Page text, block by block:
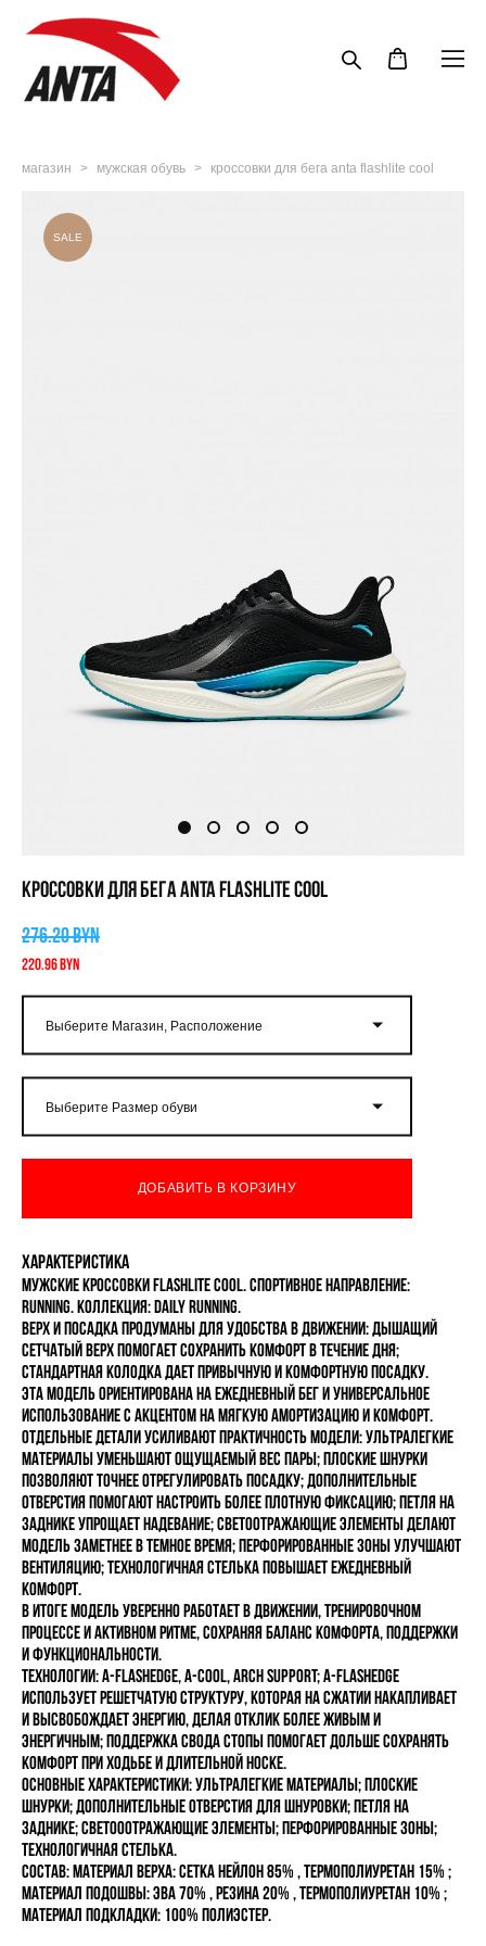
магазин > мужская обувь > кроссовки для бега anta flashlite cool
SALE
КРОССОВКИ ДЛЯ БЕГА ANTA FLASHLITE COOL
276.20 BYN
220.96 BYN
Выберите Магазин, Расположение
Выберите Размер обуви
ДОБАВИТЬ В КОРЗИНУ
Характеристика
Мужские кроссовки FLASHLITE COOL. Спортивное направление:
Running. Коллекция: DAILY RUNNING.
Верх и посадка продуманы для удобства в движении: дышащий
сетчатый верх помогает сохранить комфорт в течение дня;
стандартная колодка дает привычную и комфортную посадку.
Эта модель ориентирована на ежедневный бег и универсальное
использование с акцентом на мягкую амортизацию и комфорт.
Отдельные детали усиливают практичность модели: ультралегкие
материалы уменьшают ощущаемый вес пары; плоские шнурки
позволяют точнее отрегулировать посадку; дополнительные
отверстия помогают настроить более плотную фиксацию; петля на
заднике упрощает надевание; светоотражающие элементы делают
модель заметнее в темное время; перфорированные зоны улучшают
вентиляцию; технологичная стелька повышает ежедневный
комфорт.
В итоге модель уверенно работает в движении, тренировочном
процессе и активном ритме, сохраняя баланс комфорта, поддержки
и функциональности.
Технологии: A-FLASHEDGE, A-COOL, ARCH SUPPORT; A-FLASHEDGE
использует решетчатую структуру, которая на сжатии накапливает
и высвобождает энергию, делая отклик более живым и
энергичным; поддержка свода стопы помогает дольше сохранять
комфорт при ходьбе и длительной носке.
Основные характеристики: ультралегкие материалы; плоские
шнурки; дополнительные отверстия для шнуровки; петля на
заднике; светооотражающие элементы; перфорированные зоны;
технологичная стелька.
состав:Материал верха: Сетка нейлон 85% , Термополиуретан 15% ;
Материал подошвы: ЭВА 70% , РЕЗИНА 20% , Термополиуретан 10% ;
Материал подкладки: 100% полиэстер.